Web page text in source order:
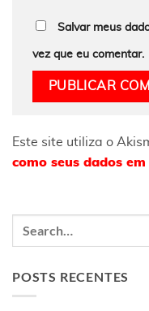
Salvar meus
vez que eu comentar.
Este site utiliza o
como seus dados
POSTS RECENTES